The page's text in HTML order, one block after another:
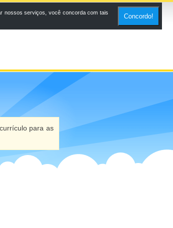
para as
nossos serviços, você concorda com tais
Concordo!